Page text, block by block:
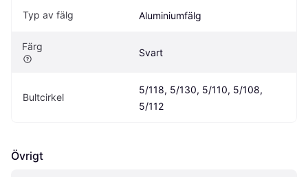
Typ av fälg Aluminiumfälg
Färg
Svart
Bultcirkel
5/118, 5/130, 5/110, 5/108,
5/112
Övrigt